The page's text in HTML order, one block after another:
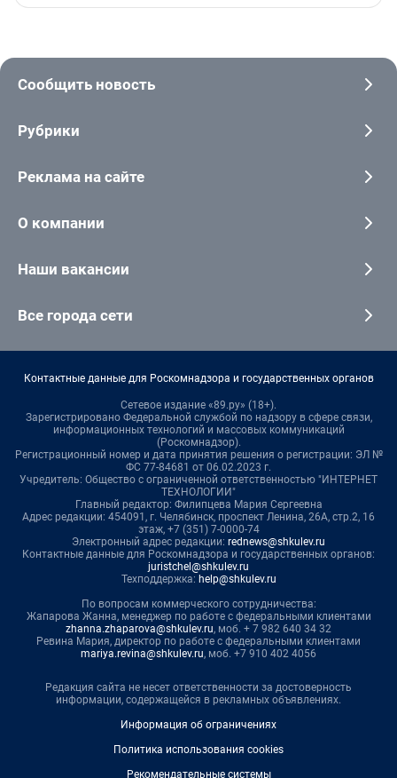
Сообщить новость
Рубрики
Реклама на сайте
О компании
Наши вакансии
Все города сети
Контактные данные для Роскомнадзора и государственных органов
Сетевое издание «89.ру» (18+).
Зарегистрировано Федеральной службой по надзору в сфере связи,
информационных технологий и массовых коммуникаций
(Роскомнадзор).
Регистрационный номер и дата принятия решения о регистрации: ЭЛ №
ФС 77-84681 от 06.02.2023 г.
Учредитель: Общество с ограниченной ответственностью "ИНТЕРНЕТ
ТЕХНОЛОГИИ"
Главный редактор: Филипцева Мария Сергеевна
Адрес редакции: 454091, г. Челябинск, проспект Ленина, 26А, стр.2, 16
этаж, +7 (351) 7-0000-74
Электронный адрес редакции: rednews@shkulev.ru
Контактные данные для Роскомнадзора и государственных органов:
juristchel@shkulev.ru
Техподдержка: help@shkulev.ru
По вопросам коммерческого сотрудничества:
Жапарова Жанна, менеджер по работе с федеральными клиентами
zhanna.zhaparova@shkulev.ru, моб. + 7 982 640 34 32
Ревина Мария, директор по работе с федеральными клиентами
mariya.revina@shkulev.ru, моб. +7 910 402 4056
Редакция сайта не несет ответственности за достоверность
информации, содержащейся в рекламных объявлениях.
Информация об ограничениях
Политика использования cookies
Рекомендательные системы